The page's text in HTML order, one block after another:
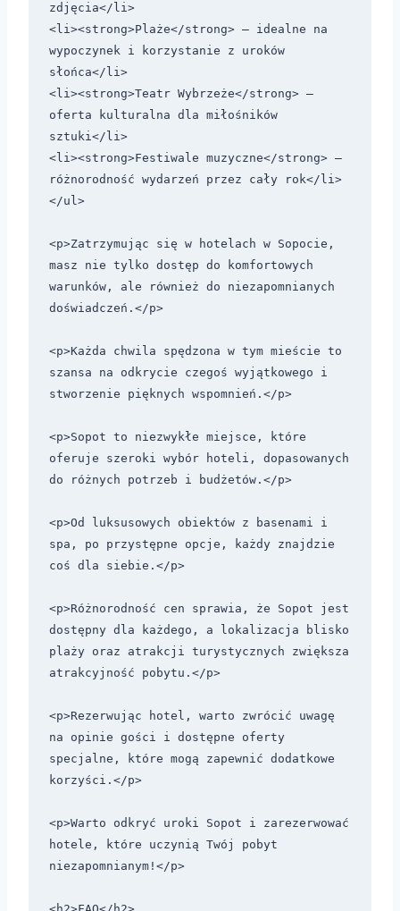
zdjęcia</li>
<li><strong>Plaże</strong> – idealne na
wypoczynek i korzystanie z uroków
słońca</li>
<li><strong>Teatr Wybrzeże</strong> –
oferta kulturalna dla miłośników
sztuki</li>
<li><strong>Festiwale muzyczne</strong> –
różnorodność wydarzeń przez cały rok</li>
</ul>
<p>Zatrzymując się w hotelach w Sopocie,
masz nie tylko dostęp do komfortowych
warunków, ale również do niezapomnianych
doświadczeń.</p>
<p>Każda chwila spędzona w tym mieście to
szansa na odkrycie czegoś wyjątkowego i
stworzenie pięknych wspomnień.</p>
<p>Sopot to niezwykłe miejsce, które
oferuje szeroki wybór hoteli, dopasowanych
do różnych potrzeb i budżetów.</p>
<p>Od luksusowych obiektów z basenami i
spa, po przystępne opcje, każdy znajdzie
coś dla siebie.</p>
<p>Różnorodność cen sprawia, że Sopot jest
dostępny dla każdego, a lokalizacja blisko
plaży oraz atrakcji turystycznych zwiększa
atrakcyjność pobytu.</p>
<p>Rezerwując hotel, warto zwrócić uwagę
na opinie gości i dostępne oferty
specjalne, które mogą zapewnić dodatkowe
korzyści.</p>
<p>Warto odkryć uroki Sopot i zarezerwować
hotele, które uczynią Twój pobyt
niezapomnianym!</p>